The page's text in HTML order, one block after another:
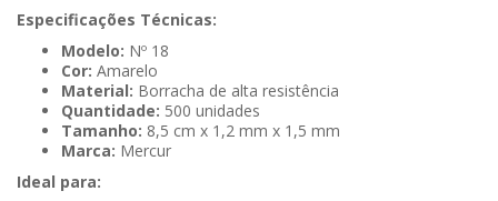
Especificações Técnicas:
Modelo: Nº 18
Cor: Amarelo
Material: Borracha de alta resistência
Quantidade: 500 unidades
Tamanho: 8,5 cm x 1,2 mm x 1,5 mm
Marca: Mercur
Ideal para: